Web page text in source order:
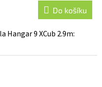
Do košíku
Hangar 9 XCub 2.9m: